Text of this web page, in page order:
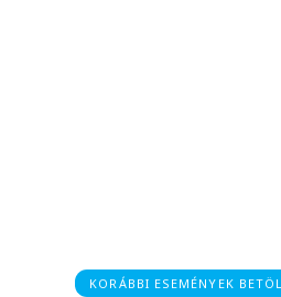
KORÁBBI ESEMÉNYEK